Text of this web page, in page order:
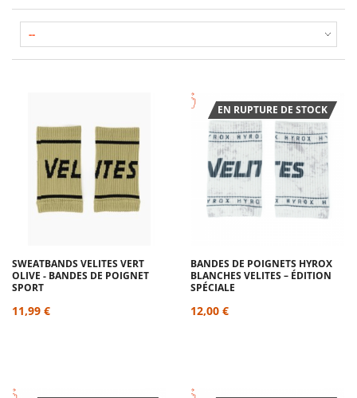
SWEATBANDS VELITES VERT
OLIVE - BANDES DE POIGNET
SPORT
11,99 €
EN RUPTURE DE STOCK
BANDES DE POIGNETS HYROX
BLANCHES VELITES – ÉDITION
SPÉCIALE
12,00 €